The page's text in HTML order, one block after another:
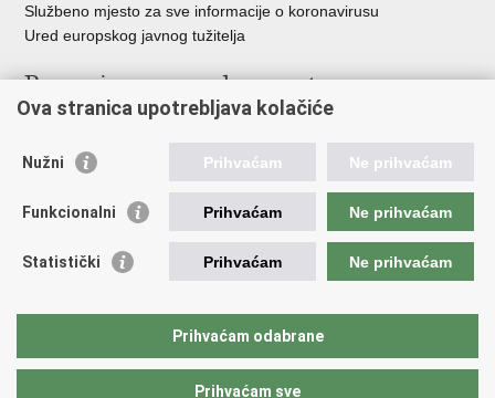
Službeno mjesto za sve informacije o koronavirusu
Ured europskog javnog tužitelja
Poveznice pravosudnog sustava
Državno odvjetništvo
Ured za suzbijanje korupcije i organiziranog kriminaliteta
Državnoodvjetničko vijeće
Hrvatska odvjetnička komora
Europski pravosudni portal
Ova stranica upotrebljava kolačiće
Nužni Prihvaćam Ne prihvaćam
Funkcionalni Prihvaćam Ne prihvaćam
Statistički Prihvaćam Ne prihvaćam
Prihvaćam odabrane
Prihvaćam sve